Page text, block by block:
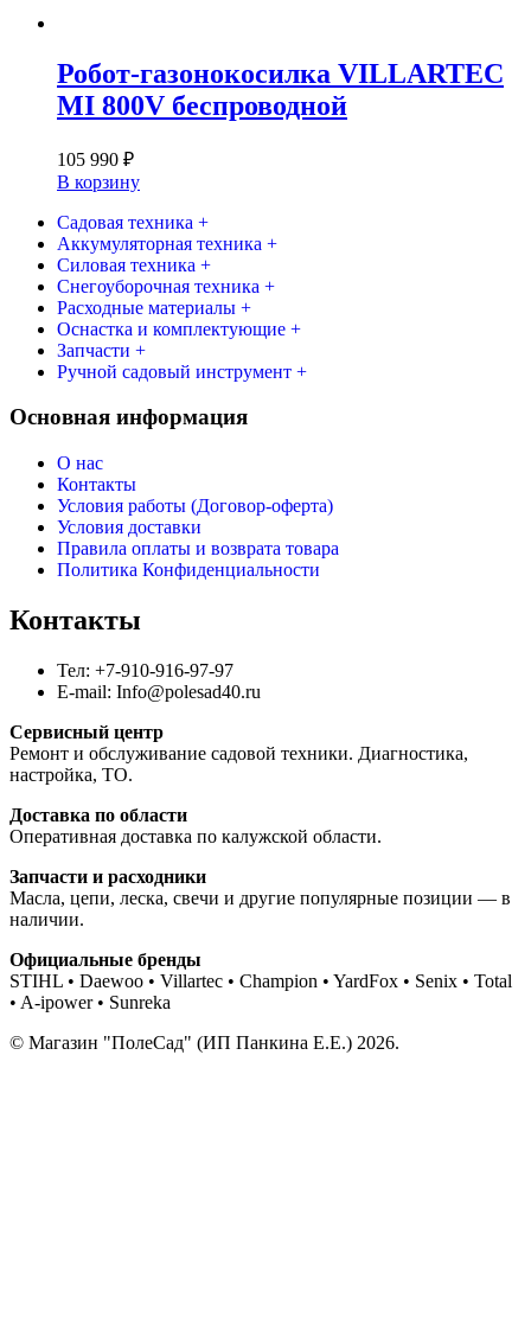
Робот-газонокосилка VILLARTEC
MI 800V беспроводной
105 990 ₽
В корзину
Садовая техника +
Аккумуляторная техника +
Силовая техника +
Снегоуборочная техника +
Расходные материалы +
Оснастка и комплектующие +
Запчасти +
Ручной садовый инструмент +
Основная информация
О нас
Контакты
Условия работы (Договор-оферта)
Условия доставки
Правила оплаты и возврата товара
Политика Конфиденциальности
Контакты
Тел: +7-910-916-97-97
E-mail: Info@polesad40.ru
Сервисный центр
Ремонт и обслуживание садовой техники. Диагностика,
настройка, ТО.
Доставка по области
Оперативная доставка по калужской области.
Запчасти и расходники
Масла, цепи, леска, свечи и другие популярные позиции — в
наличии.
Официальные бренды
STIHL • Daewoo • Villartec • Champion • YardFox • Senix • Total
• A-ipower • Sunreka
© Магазин "ПолеСад" (ИП Панкина Е.Е.) 2026.